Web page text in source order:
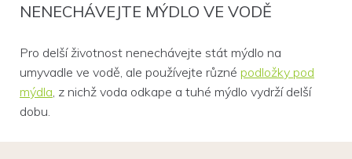
NENECHÁVEJTE MÝDLO VE VODĚ
Pro delší životnost nenechávejte stát mýdlo na
umyvadle ve vodě, ale používejte různé podložky pod
mýdla , z nichž voda odkape a tuhé mýdlo vydrží delší
dobu.